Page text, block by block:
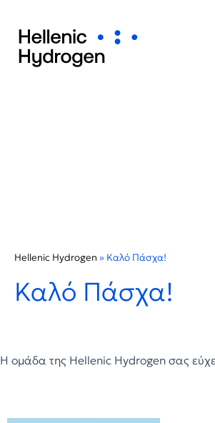
Hellenic Hydrogen » Καλό Πάσχα!
Καλό Πάσχα!
Η ομάδα της Hellenic Hydrogen σας